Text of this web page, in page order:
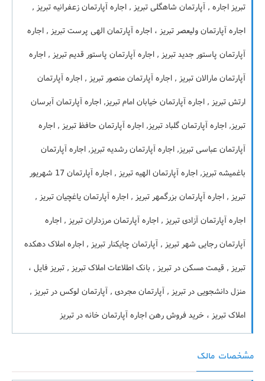
تبریز اجاره , آپارتمان شاهگلی تبریز , اجاره آپارتمان زعفرانیه تبریز ,
اجاره آپارتمان ولیعصر تبریز ، اجاره آپارتمان الهی پرست تبریز , اجاره
آپارتمان پاستور جدید تبریز , اجاره آپارتمان پاستور قدیم تبریز , اجاره
آپارتمان مارالان تبریز , اجاره آپارتمان منصور تبریز , اجاره آپارتمان
ارتش تبریز , اجاره آپارتمان خیابان امام تبریز, اجاره آپارتمان آبرسان
تبریز, اجاره آپارتمان گلباد تبریز, اجاره آپارتمان حافظ تبریز , اجاره
آپارتمان عباسی تبریز, اجاره آپارتمان رشدیه تبریز, اجاره آپارتمان
باغمیشه تبریز, اجاره آپارتمان الهیه تبریز , اجاره آپارتمان 17 شهریور
تبریز , اجاره آپارتمان بزرگمهر تبریز , اجاره آپارتمان یاغچیان تبریز ,
اجاره آپارتمان آزادی تبریز , اجاره آپارتمان مرزداران تبریز , اجاره
آپارتمان رجایی شهر تبریز , آپارتمان چایکنار تبریز , اجاره املاک دهکده
تبریز , قیمت مسکن در تبریز , بانک اطلاعات املاک تبریز , تبریز فایل ،
منزل دانشجویی در تبریز , آپارتمان مجردی , آپارتمان لوکس در تبریز ,
املاک تبریز ، خرید فروش رهن اجاره آپارتمان خانه در تبریز
مشخصات مالک